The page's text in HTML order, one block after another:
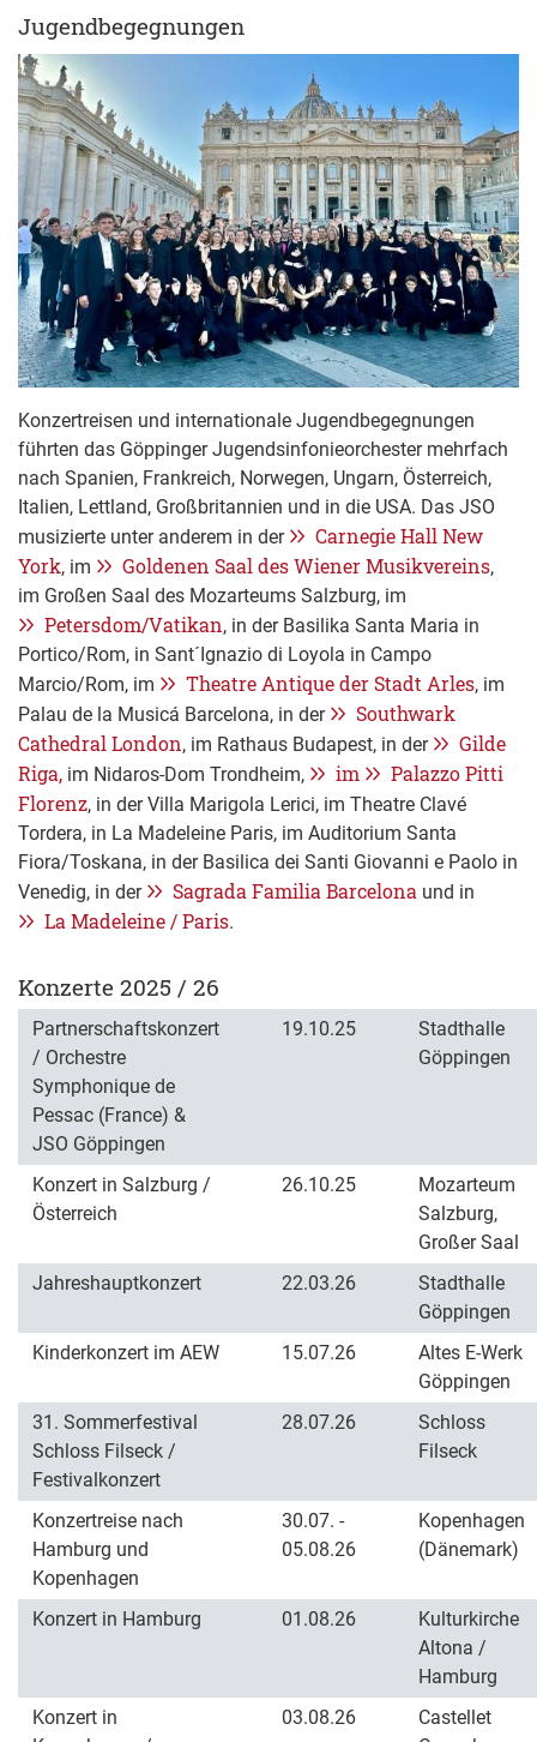
Jugendbegegnungen
Konzertreisen und internationale Jugendbegegnungen
führten das Göppinger Jugendsinfonieorchester mehrfach
nach Spanien, Frankreich, Norwegen, Ungarn, Österreich,
Italien, Lettland, Großbritannien und in die USA. Das JSO
musizierte unter anderem in der
Carnegie Hall New
York, im Goldenen Saal des Wiener Musikvereins,
im Großen Saal des Mozarteums Salzburg, im
Petersdom/Vatikan, in der Basilika Santa Maria in
Portico/Rom, in Sant´Ignazio di Loyola in Campo
Marcio/Rom, im
Theatre Antique der Stadt Arles, im
Palau de la Musicá Barcelona, in der
Southwark
Cathedral London, im Rathaus Budapest, in der
Gilde
Riga, im Nidaros-Dom Trondheim, im
Palazzo Pitti
Florenz, in der Villa Marigola Lerici, im Theatre Clavé
Tordera, in La Madeleine Paris, im Auditorium Santa
Fiora/Toskana, in der Basilica dei Santi Giovanni e Paolo in
Venedig, in der
Sagrada Familia Barcelona und in
La Madeleine / Paris.
Konzerte 2025 / 26
Partnerschaftskonzert
/ Orchestre
Symphonique de
Pessac (France) &
JSO Göppingen
19.10.25
Stadthalle
Göppingen
Konzert in Salzburg /
Österreich
26.10.25
Mozarteum
Salzburg,
Großer Saal
Jahreshauptkonzert
22.03.26
Stadthalle
Göppingen
Kinderkonzert im AEW
15.07.26
Altes E-Werk
Göppingen
31. Sommerfestival
Schloss Filseck /
Festivalkonzert
28.07.26
Schloss
Filseck
Konzertreise nach
Hamburg und
Kopenhagen
30.07. -
05.08.26
Kopenhagen
(Dänemark)
Konzert in Hamburg 01.08.26
Kulturkirche
Altona /
Hamburg
Konzert in
03.08.26
Castellet